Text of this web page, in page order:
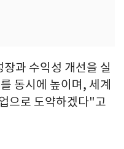
과 수익성 개선을 실
동시에 높이며, 세계
으로 도약하겠다"고